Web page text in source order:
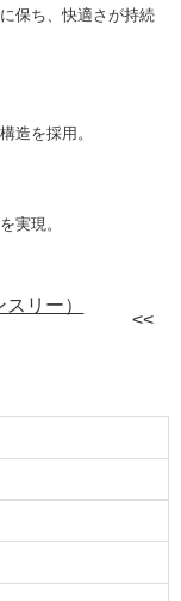
保ち、快適さが持続
造を採用。
実現。
リー）